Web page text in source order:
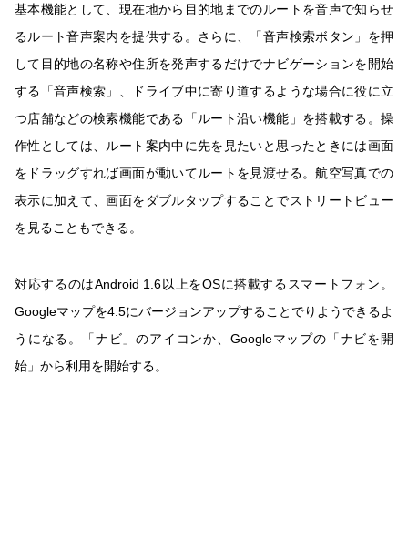
基本機能として、現在地から目的地までのルートを音声で知らせ
るルート音声案内を提供する。さらに、「音声検索ボタン」を押
して目的地の名称や住所を発声するだけでナビゲーションを開始
する「音声検索」、ドライブ中に寄り道するような場合に役に立
つ店舗などの検索機能である「ルート沿い機能」を搭載する。操
作性としては、ルート案内中に先を見たいと思ったときには画面
をドラッグすれば画面が動いてルートを見渡せる。航空写真での
表示に加えて、画面をダブルタップすることでストリートビュー
を見ることもできる。
対応するのはAndroid 1.6以上をOSに搭載するスマートフォン。
Googleマップを4.5にバージョンアップすることでりようできるよ
うになる。「ナビ」のアイコンか、Googleマップの「ナビを開
始」から利用を開始する。